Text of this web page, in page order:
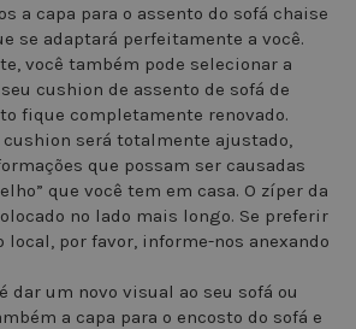
a capa para o assento do sofá chaise
se adaptará perfeitamente a você.
você também pode selecionar a
cushion de assento de sofá de
fique completamente renovado.
cushion será totalmente ajustado,
que possam ser causadas
que você tem em casa. O zíper da
no lado mais longo. Se preferir
local, por favor, informe-nos anexando
dar um novo visual ao seu sofá ou
a capa para o encosto do sofá e